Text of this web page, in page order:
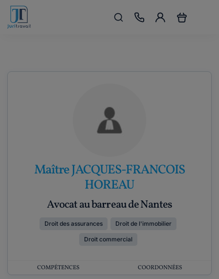
Maître JACQUES-FRANCOIS
HOREAU
Avocat au barreau de Nantes
Droit des assurances Droit de l'immobilier
Droit commercial
COMPÉTENCES COORDONNÉES